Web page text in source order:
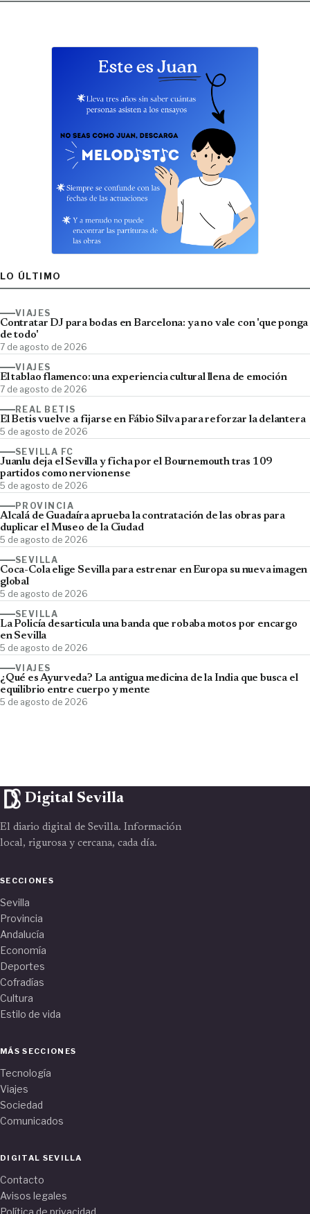
LO ÚLTIMO
VIAJES
Contratar DJ para bodas en Barcelona: ya no vale con 'que ponga
de todo'
7 de agosto de 2026
VIAJES
El tablao flamenco: una experiencia cultural llena de emoción
7 de agosto de 2026
REAL BETIS
El Betis vuelve a fijarse en Fábio Silva para reforzar la delantera
5 de agosto de 2026
SEVILLA FC
Juanlu deja el Sevilla y ficha por el Bournemouth tras 109
partidos como nervionense
5 de agosto de 2026
PROVINCIA
Alcalá de Guadaíra aprueba la contratación de las obras para
duplicar el Museo de la Ciudad
5 de agosto de 2026
SEVILLA
Coca-Cola elige Sevilla para estrenar en Europa su nueva imagen
global
5 de agosto de 2026
SEVILLA
La Policía desarticula una banda que robaba motos por encargo
en Sevilla
5 de agosto de 2026
VIAJES
¿Qué es Ayurveda? La antigua medicina de la India que busca el
equilibrio entre cuerpo y mente
5 de agosto de 2026
Digital Sevilla
El diario digital de Sevilla. Información
local, rigurosa y cercana, cada día.
SECCIONES
Sevilla
Provincia
Andalucía
Economía
Deportes
Cofradías
Cultura
Estilo de vida
MÁS SECCIONES
Tecnología
Viajes
Sociedad
Comunicados
DIGITAL SEVILLA
Contacto
Avisos legales
Política de privacidad